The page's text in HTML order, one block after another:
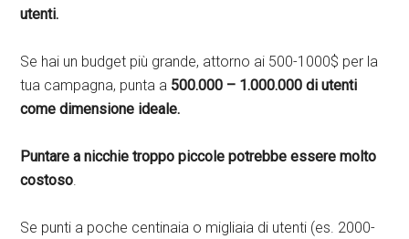
utenti.
Se hai un budget più grande, attorno ai 500-1000$ per la
tua campagna, punta a 500.000 – 1.000.000 di utenti
come dimensione ideale.
Puntare a nicchie troppo piccole potrebbe essere molto
costoso.
Se punti a poche centinaia o migliaia di utenti (es. 2000-